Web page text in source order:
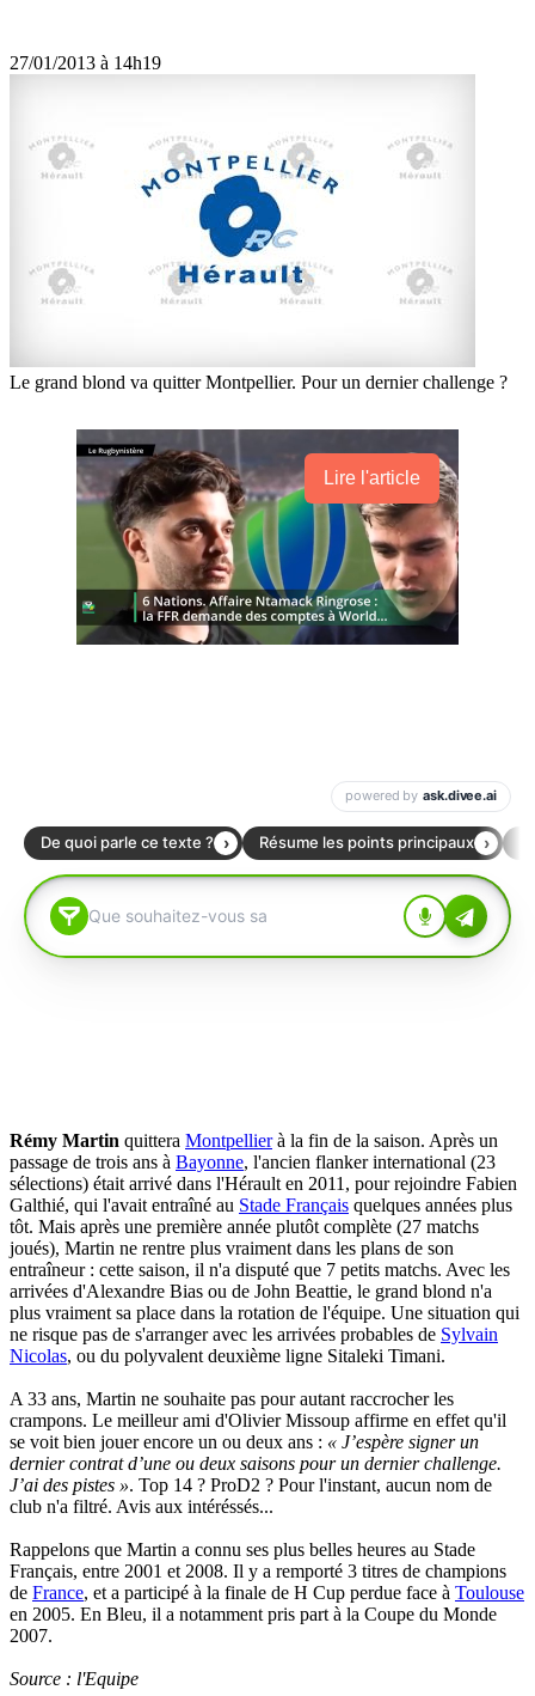
27/01/2013 à 14h19
Le grand blond va quitter Montpellier. Pour un dernier challenge ?
Lire l'article
Rémy Martin quittera Montpellierà la fin de la saison. Après un
passage de trois ans à Bayonne, l'ancien flanker international (23
sélections) était arrivé dans l'Hérault en 2011, pour rejoindre Fabien
Galthié, qui l'avait entraîné au Stade Français quelques années plus
tôt. Mais après une première année plutôt complète (27 matchs
joués), Martin ne rentre plus vraiment dans les plans de son
entraîneur : cette saison, il n'a disputé que 7 petits matchs. Avec les
arrivées d'Alexandre Bias ou de John Beattie, le grand blond n'a
plus vraiment sa place dans la rotation de l'équipe. Une situation qui
ne risque pas de s'arranger avec les arrivées probables de Sylvain
Nicolas, ou du polyvalent deuxième ligne Sitaleki Timani.
A 33 ans, Martin ne souhaite pas pour autant raccrocher les
crampons. Le meilleur ami d'Olivier Missoup affirme en effet qu'il
se voit bien jouer encore un ou deux ans : « J’espère signer un
dernier contrat d’une ou deux saisons pour un dernier challenge.
J’ai des pistes ». Top 14 ? ProD2 ? Pour l'instant, aucun nom de
club n'a filtré. Avis aux intéréssés...
Rappelons que Martin a connu ses plus belles heures au Stade
Français, entre 2001 et 2008. Il y a remporté 3 titres de champions
de France, et a participé à la finale de H Cup perdue face à Toulouse
en 2005. En Bleu, il a notamment pris part à la Coupe du Monde
2007.
Source : l'Equipe